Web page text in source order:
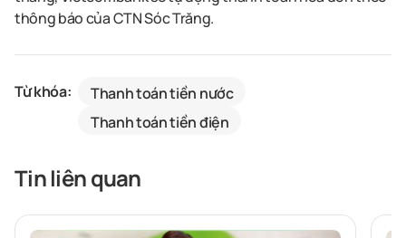
thông báo của CTN Sóc Trăng.
Từ khóa:
Thanh toán tiền nước
Thanh toán tiền điện
Tin liên quan